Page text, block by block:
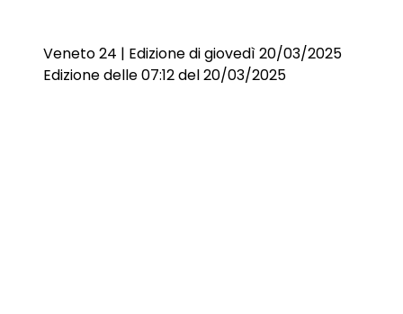
Veneto 24 | Edizione di giovedì 20/03/2025
Edizione delle 07:12 del 20/03/2025